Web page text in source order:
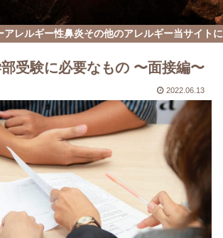
アレルギー性鼻炎その他のアレルギー当サイト
部受験に必要なもの 〜面接編〜
2022.06.13